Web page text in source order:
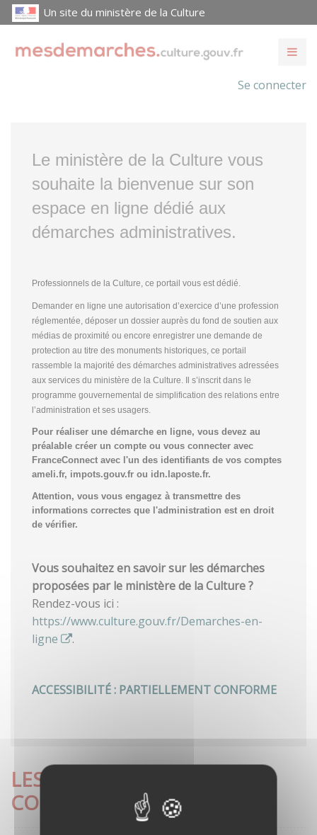
Un site du ministère de la Culture
Se connecter
Le ministère de la Culture vous
souhaite la bienvenue sur son
espace en ligne dédié aux
démarches administratives.
Professionnels de la Culture, ce portail vous est dédié.
Demander en ligne une autorisation d’exercice d’une profession
réglementée, déposer un dossier auprès du fond de soutien aux
médias de proximité ou encore enregistrer une demande de
protection au titre des monuments historiques, ce portail
rassemble la majorité des démarches administratives adressées
aux services du ministère de la Culture. Il s’inscrit dans le
programme gouvernemental de simplification des relations entre
l’administration et ses usagers.
Pour réaliser une démarche en ligne, vous devez au
préalable créer un compte ou vous connecter avec
FranceConnect avec l'un des identifiants de vos comptes
ameli.fr, impots.gouv.fr ou idn.laposte.fr.
Attention, vous vous engagez à transmettre des
informations correctes que l'administration est en droit
de vérifier.
Vous souhaitez en savoir sur les démarches
proposées par le ministère de la Culture ?
Rendez-vous ici :
https://www.culture.gouv.fr/Demarches-en-
ligne
.
ACCESSIBILITÉ : PARTIELLEMENT CONFORME
LES DÉMARCHES LES PLUS
CONSULTÉES